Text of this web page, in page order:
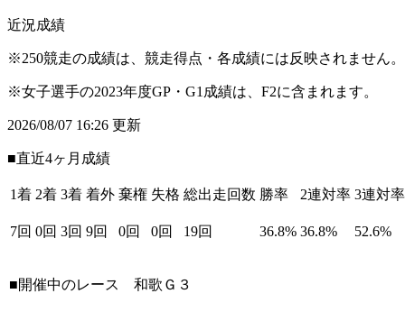
近況成績
※250競走の成績は、競走得点・各成績には反映されません。
※女子選手の2023年度GP・G1成績は、F2に含まれます。
2026/08/07 16:26 更新
■直近4ヶ月成績
1着 2着 3着 着外 棄権 失格 総出走回数 勝率 2連対率 3連対率
7回 0回 3回 9回 0回 0回 19回 36.8% 36.8% 52.6%
■開催中のレース 和歌Ｇ３